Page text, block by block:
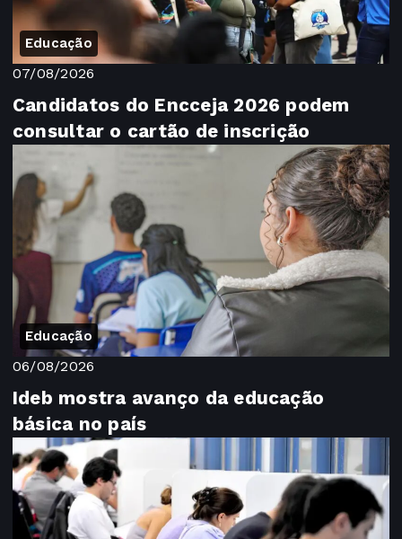
Educação
07/08/2026
Candidatos do Encceja 2026 podem
consultar o cartão de inscrição
Educação
06/08/2026
Ideb mostra avanço da educação
básica no país